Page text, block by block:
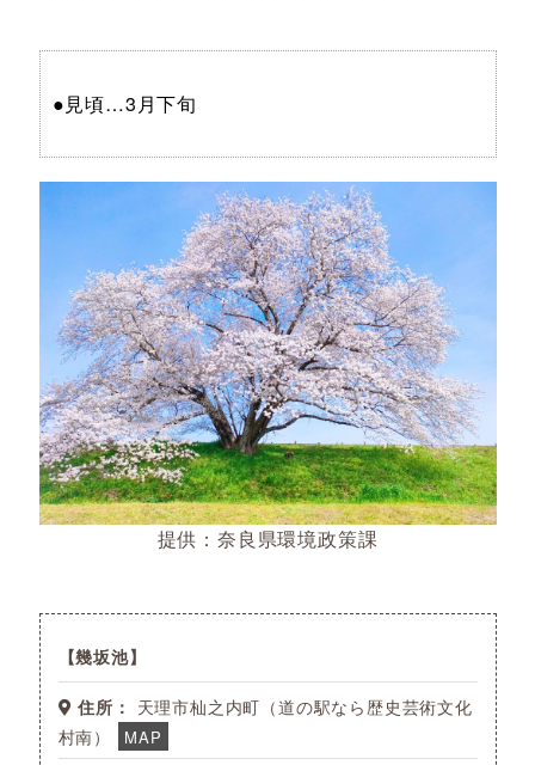
●見頃…3月下旬
提供：奈良県環境政策課
幾坂池
住所： 天理市杣之内町（道の駅なら歴史芸術文化
村南）
MAP